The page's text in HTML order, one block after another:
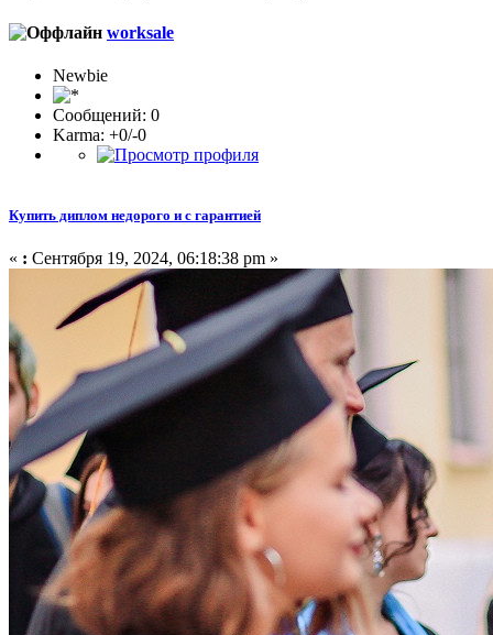
worksale
Newbie
Сообщений: 0
Karma: +0/-0
Купить диплом недорого и с гарантией
« : Сентября 19, 2024, 06:18:38 pm »